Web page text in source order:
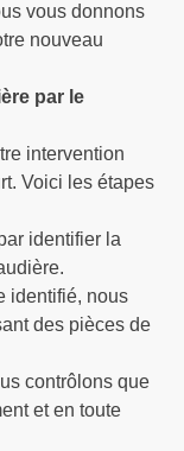
vous donnons
nouveau
par le
intervention
Voici les étapes
identifier la
identifié, nous
des pièces de
contrôlons que
et en toute